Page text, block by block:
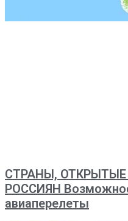
СТРАНЫ,
РОССИЯН
авиаперелеты